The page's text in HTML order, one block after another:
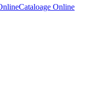
Cataloage Online